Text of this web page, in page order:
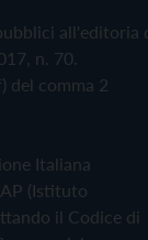
all'editoria
n. 70.
del comma 2
Italiana
(Istituto
il Codice di